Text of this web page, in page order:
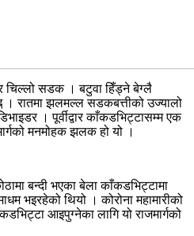
चिल्लो सडक । बटुवा हिँड्ने बेग्लै
रातमा झलमल्ल सडकबत्तीको उज्यालो
। पूर्वीद्वार काँकडभिट्टासम्म एक
मनमोहक झलक हो यो ।
बन्दी भएका बेला काँकडभिट्टामा
भइरहेको थियो । कोरोना महामारीको
आइपुग्नेका लागि यो राजमार्गको